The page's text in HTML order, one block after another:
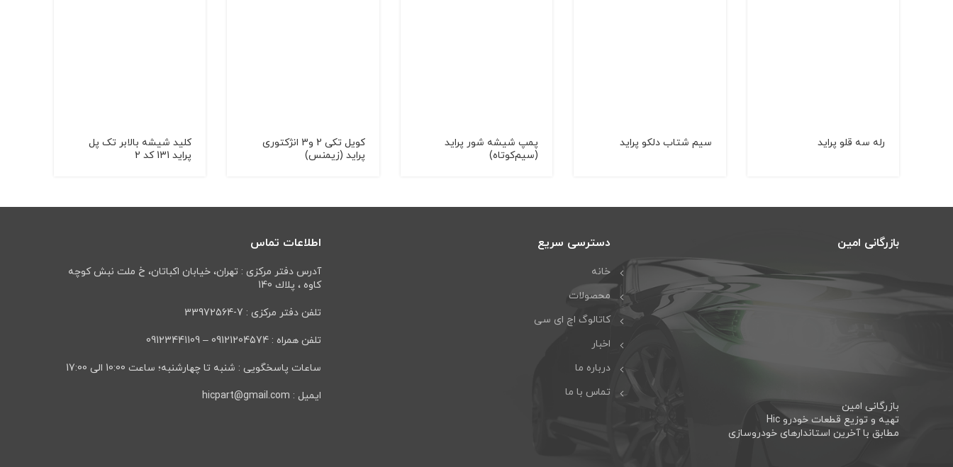
رله سه قلو پراید سیم شتاب دلكو پراید
پمپ شيشه شور پرايد
(سيم‌کوتاه)
كویل تکی 2 و3 انژکتوری
پرايد (زيمنس)
کلید شیشه بالابر تک پل
پراید 131 کد 2
بازرگانی امین
بازرگانی امین
تهیه و توزیع قطعات خودرو Hic
مطابق با آخرین استاندارهای خودروسازی
دسترسی سریع
خانه
محصولات
کاتالوگ اچ ای سی
اخبار
درباره ما
تماس با ما
اطلاعات تماس
آدرس دفتر مرکزی : تهران، خيابان اكباتان، خ ملت نبش كوچه
كاوه ، پلاك 140
تلفن دفتر مرکزی : 7-33972564
تلفن همراه : 09121204574 – 09123441109
ساعات پاسخگویی : شنبه تا چهارشنبه؛ ساعت 10:00 الی 17:00
ایمیل : hicpart@gmail.com